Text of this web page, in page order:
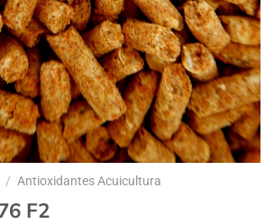
/ Antioxidantes Acuicultura
F2